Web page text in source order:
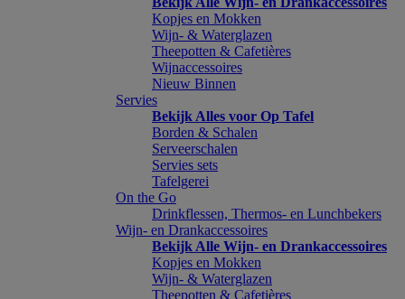
Kopjes en Mokken
Wijn- & Waterglazen
Theepotten & Cafetières
Wijnaccessoires
Nieuw Binnen
Servies
Bekijk Alles voor Op Tafel
Borden & Schalen
Serveerschalen
Servies sets
Tafelgerei
On the Go
Drinkflessen, Thermos- en Lunchbekers
Wijn- en Drankaccessoires
Bekijk Alle Wijn- en Drankaccessoires
Kopjes en Mokken
Wijn- & Waterglazen
Theepotten & Cafetières